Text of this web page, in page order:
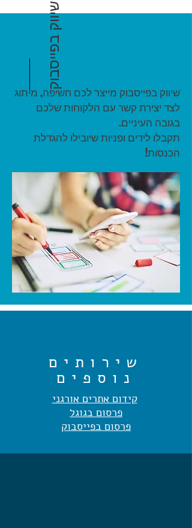
שיווק בפייסבוק
שיווק בפייסבוק מייצר לכם חשיפה, מיתוג
לצד יצירת קשר עם הלקוחות שלכם
בגובה העיניים.
תקבלו לידים ופניות שיובילו להגדלת
הכנסות!
שירותים
נוספים
קידום אתרים אורגני
פרסום בגוגל
פרסום בפייסבוק